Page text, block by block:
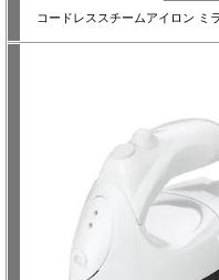
コードレススチームアイロン ミ